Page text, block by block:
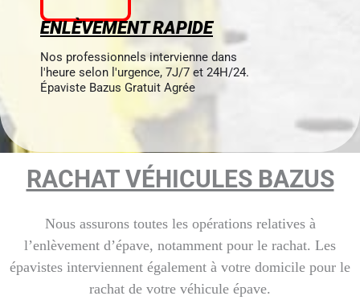
ENLÈVEMENT RAPIDE
Nos professionnels intervienne dans
l'heure selon l'urgence, 7J/7 et 24H/24.
Épaviste Bazus Gratuit Agrée
RACHAT VÉHICULES BAZUS
Nous assurons toutes les opérations relatives à
l’enlèvement d’épave, notamment pour le rachat. Les
épavistes interviennent également à votre domicile pour le
rachat de votre véhicule épave.